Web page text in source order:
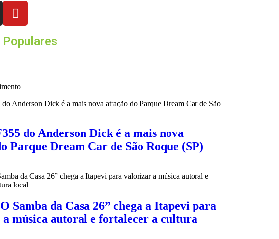
do Anderson Dick é a mais nova
Parque Dream Car de São Roque (SP)
Samba da Casa 26” chega a Itapevi para
música autoral e fortalecer a cultura